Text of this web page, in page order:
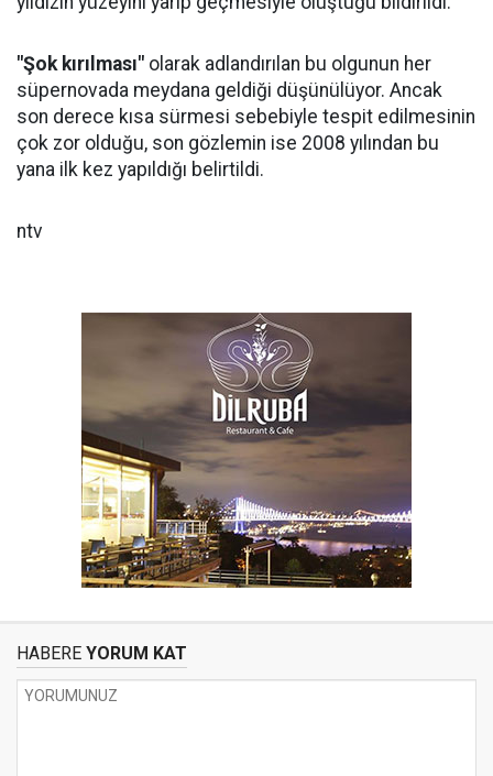
"Şok kırılması" olarak adlandırılan bu olgunun her
süpernovada meydana geldiği düşünülüyor. Ancak
son derece kısa sürmesi sebebiyle tespit edilmesinin
çok zor olduğu, son gözlemin ise 2008 yılından bu
yana ilk kez yapıldığı belirtildi.
ntv
HABERE YORUM KAT